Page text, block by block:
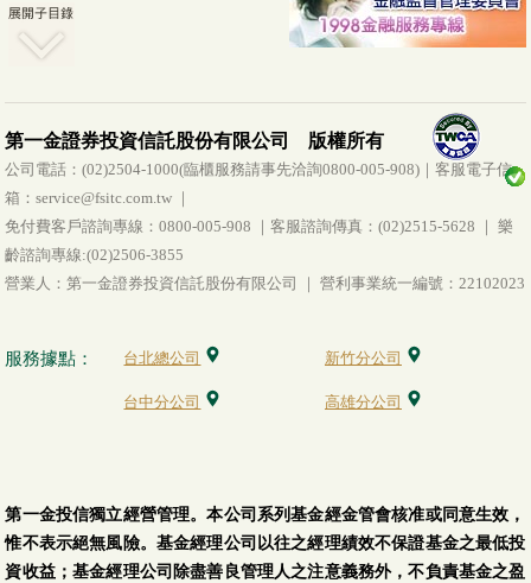
第一金證券投資信託股份有限公司 版權所有
公司電話：(02)2504-1000(臨櫃服務請事先洽詢0800-005-908)｜客服電子信
箱：service@fsitc.com.tw ｜
免付費客戶諮詢專線：0800-005-908 ｜客服諮詢傳真：(02)2515-5628 ｜ 樂
齡諮詢專線:(02)2506-3855
營業人：第一金證券投資信託股份有限公司 ｜ 營利事業統一編號：22102023
服務據點： 台北總公司 新竹分公司
台中分公司 高雄分公司
第一金投信獨立經營管理。本公司系列基金經金管會核准或同意生效，
惟不表示絕無風險。基金經理公司以往之經理績效不保證基金之最低投
資收益；基金經理公司除盡善良管理人之注意義務外，不負責基金之盈